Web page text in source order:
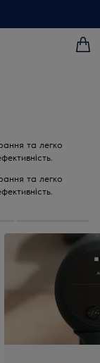
та легко
та легко